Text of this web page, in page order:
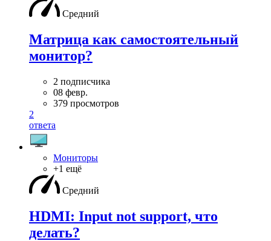
Средний
Матрица как самостоятельный
монитор?
2 подписчика
08 февр.
379 просмотров
2
ответа
Мониторы
+1 ещё
Средний
HDMI: Input not support, что
делать?